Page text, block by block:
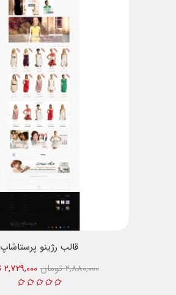
قالب رژینو پرستاشاپ
2,729,000 تومان
2,880,000 تومان